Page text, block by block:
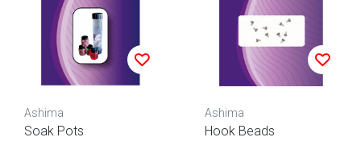
Ashima
Soak Pots
Ashima
Hook Beads